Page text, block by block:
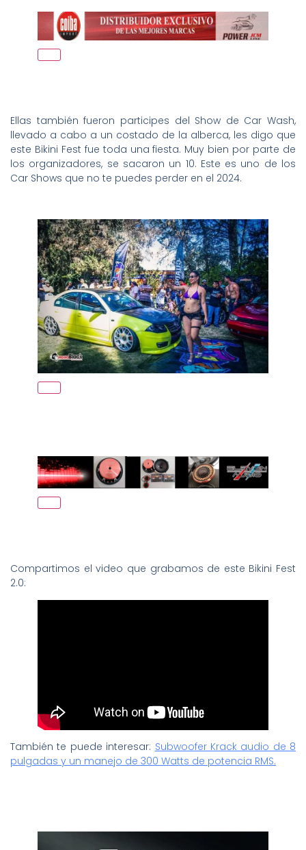
Ellas también fueron participes del Show de Car Wash,
llevado a cabo a un costado de la alberca, les digo que
este Bikini Fest fue toda una fiesta. Muy bien por parte de
los organizadores, se sacaron un 10. Este es uno de los
Car Shows que no te puedes perder en el 2024.
Compartimos el video que grabamos de este Bikini Fest
2.0:
También te puede interesar: Subwoofer Krack audio de 8
pulgadas y un manejo de 300 Watts de potencia RMS.